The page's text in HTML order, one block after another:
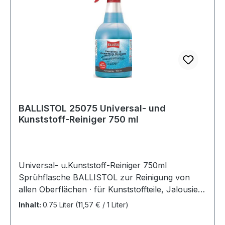
BALLISTOL 25075 Universal- und
Kunststoff-Reiniger 750 ml
Universal- u.Kunststoff-Reiniger 750ml
Sprühflasche BALLISTOL zur Reinigung von
allen Oberflächen · für Kunststoffteile, Jalousien,
Sitzbezüge,Textilien, Kunst- und Glattleder,
Inhalt: 0.75 Liter (11,57 € / 1 Liter)